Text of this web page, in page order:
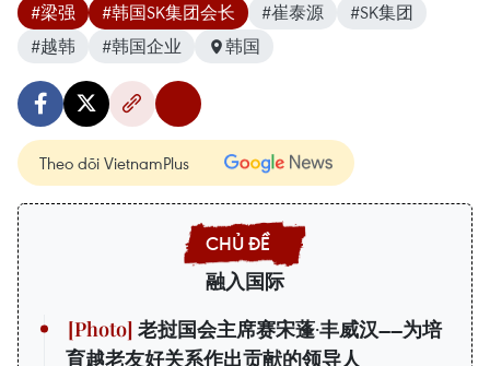
#梁强 #韩国SK集团会长 #崔泰源
#SK集团
#越韩
#韩国企业 韩国
Theo dõi VietnamPlus
融入国际
老挝国会主席赛宋蓬·丰威汉——为培
育越老友好关系作出贡献的领导人